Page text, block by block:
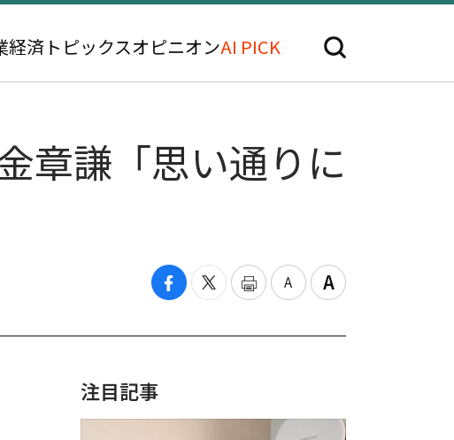
経済 トピックスオピニオンAI PICK
章謙「思い通りに
注目記事